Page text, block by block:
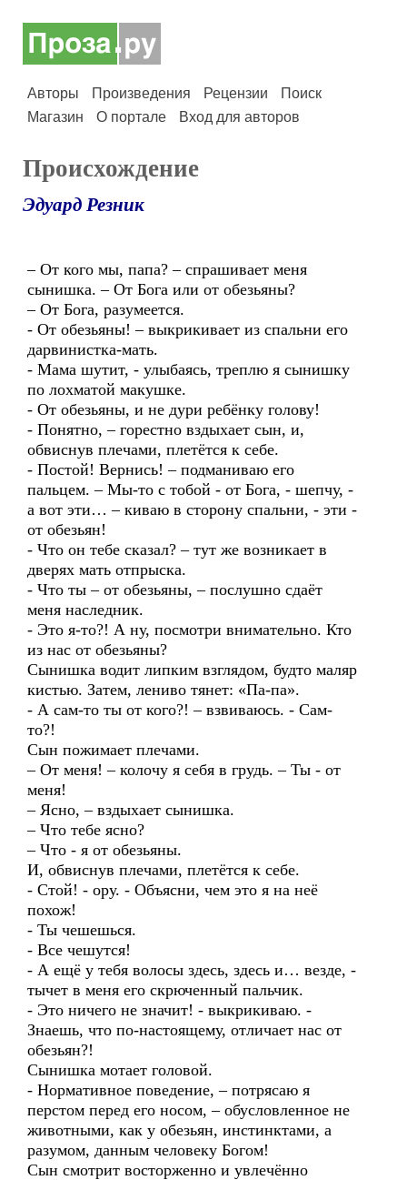
Авторы Произведения Рецензии
Поиск
Магазин
О портале Вход для авторов
Происхождение
Эдуард Резник
– От кого мы, папа? – спрашивает меня
сынишка. – От Бога или от обезьяны?
– От Бога, разумеется.
- От обезьяны! – выкрикивает из спальни его
дарвинистка-мать.
- Мама шутит, - улыбаясь, треплю я сынишку
по лохматой макушке.
- От обезьяны, и не дури ребёнку голову!
- Понятно, – горестно вздыхает сын, и,
обвиснув плечами, плетётся к себе.
- Постой! Вернись! – подманиваю его
пальцем. – Мы-то с тобой - от Бога, - шепчу, -
а вот эти… – киваю в сторону спальни, - эти -
от обезьян!
- Что он тебе сказал? – тут же возникает в
дверях мать отпрыска.
- Что ты – от обезьяны, – послушно сдаёт
меня наследник.
- Это я-то?! А ну, посмотри внимательно. Кто
из нас от обезьяны?
Сынишка водит липким взглядом, будто маляр
кистью. Затем, лениво тянет: «Па-па».
- А сам-то ты от кого?! – взвиваюсь. - Сам-
то?!
Сын пожимает плечами.
– От меня! – колочу я себя в грудь. – Ты - от
меня!
– Ясно, – вздыхает сынишка.
– Что тебе ясно?
– Что - я от обезьяны.
И, обвиснув плечами, плетётся к себе.
- Стой! - ору. - Объясни, чем это я на неё
похож!
- Ты чешешься.
- Все чешутся!
- А ещё у тебя волосы здесь, здесь и… везде, -
тычет в меня его скрюченный пальчик.
- Это ничего не значит! - выкрикиваю. -
Знаешь, что по-настоящему, отличает нас от
обезьян?!
Сынишка мотает головой.
- Нормативное поведение, – потрясаю я
перстом перед его носом, – обусловленное не
животными, как у обезьян, инстинктами, а
разумом, данным человеку Богом!
Сын смотрит восторженно и увлечённо